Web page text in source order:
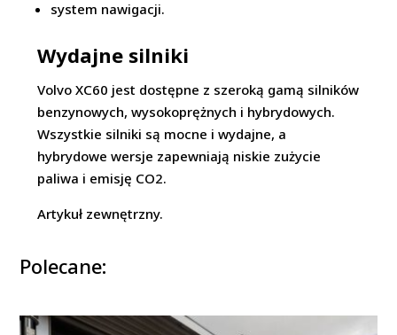
system nawigacji.
Wydajne silniki
Volvo XC60 jest dostępne z szeroką gamą silników
benzynowych, wysokoprężnych i hybrydowych.
Wszystkie silniki są mocne i wydajne, a
hybrydowe wersje zapewniają niskie zużycie
paliwa i emisję CO2.
Artykuł zewnętrzny.
Polecane: